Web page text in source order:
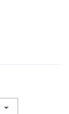
arrow_drop_down